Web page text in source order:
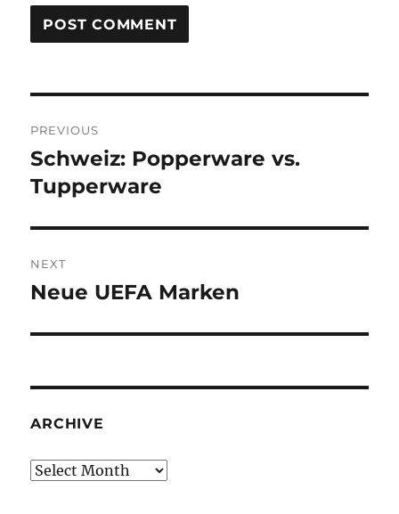
navigation
PREVIOUS
Previous
post:
Schweiz: Popperware vs.
Tupperware
NEXT
Next
Neue UEFA Marken
ARCHIVE
Archive